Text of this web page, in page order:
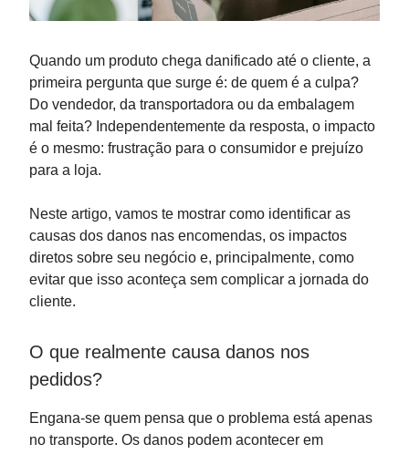
Quando um produto chega danificado até o cliente, a
primeira pergunta que surge é: de quem é a culpa?
Do vendedor, da transportadora ou da embalagem
mal feita? Independentemente da resposta, o impacto
é o mesmo: frustração para o consumidor e prejuízo
para a loja.
Neste artigo, vamos te mostrar como identificar as
causas dos danos nas encomendas, os impactos
diretos sobre seu negócio e, principalmente, como
evitar que isso aconteça sem complicar a jornada do
cliente.
O que realmente causa danos nos
pedidos?
Engana-se quem pensa que o problema está apenas
no transporte. Os danos podem acontecer em